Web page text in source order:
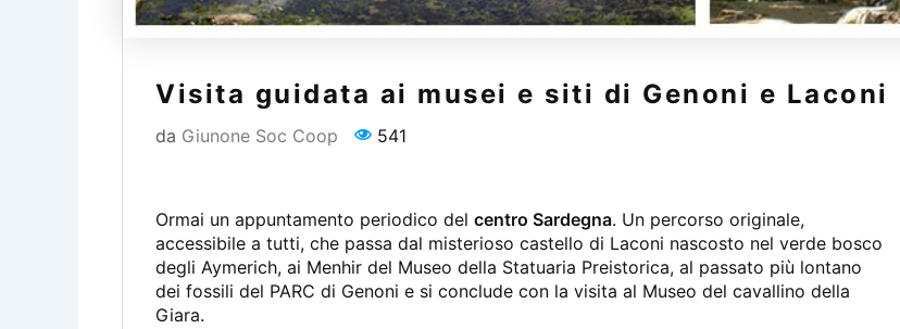
Visita guidata ai musei e siti di Genoni e Laconi
da Giunone Soc Coop 541
Ormai un appuntamento periodico del centro Sardegna. Un percorso originale,
accessibile a tutti, che passa dal misterioso castello di Laconi nascosto nel verde bosco
degli Aymerich, ai Menhir del Museo della Statuaria Preistorica, al passato più lontano
dei fossili del PARC di Genoni e si conclude con la visita al Museo del cavallino della
Giara.